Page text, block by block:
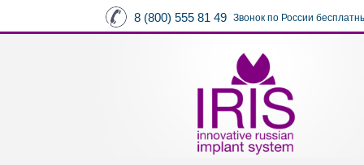
8 (800) 555 81 49 Звонок по России